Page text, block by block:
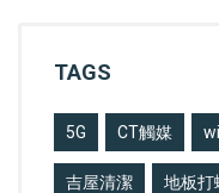
TAGS
5G CT觸媒
吉屋清潔 地板打